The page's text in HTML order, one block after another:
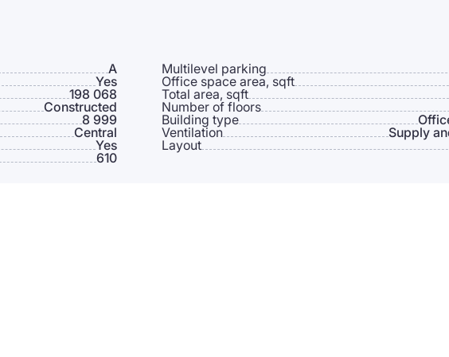
A Multilevel parking
Yes Office space area, sqft
198 068 Total area, sqft
Constructed Number of floors
8 999 Building type
Сentral Ventilation
Supply
Yes Layout
610